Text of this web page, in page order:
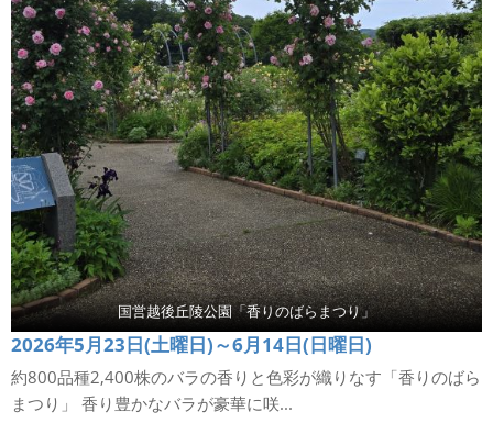
国営越後丘陵公園「香りのばらまつり」
2026年5月23日(土曜日)～6月14日(日曜日)
約800品種2,400株のバラの香りと色彩が織りなす「香りのばら
まつり」 香り豊かなバラが豪華に咲...